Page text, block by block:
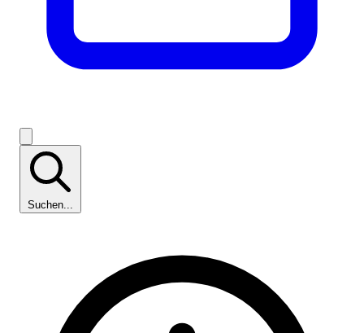
Suchen...